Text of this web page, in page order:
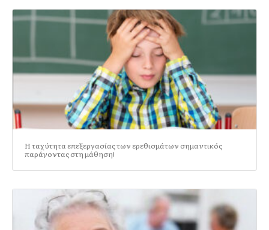
Η ταχύτητα επεξεργασίας των ερεθισμάτων σημαντικός
παράγοντας στη μάθηση!